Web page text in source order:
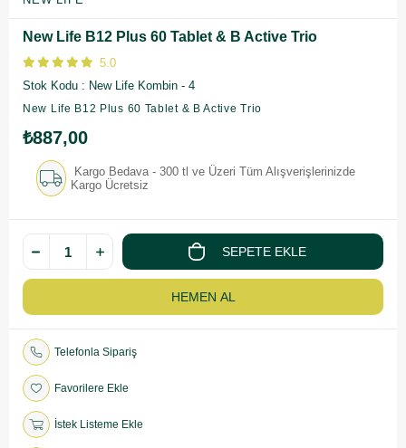
New Life B12 Plus 60 Tablet & B Active Trio
5.0
Stok Kodu
New Life Kombin - 4
New Life B12 Plus 60 Tablet & B Active Trio
₺887,00
Kargo Bedava - 300 tl ve Üzeri Tüm Alışverişlerinizde
Kargo Ücretsiz
Telefonla Sipariş
Favorilere Ekle
İstek Listeme Ekle